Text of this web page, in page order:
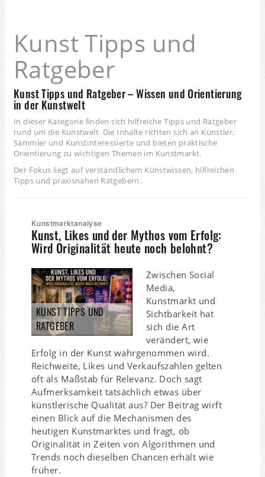
Kunst Tipps und
Ratgeber
Kunst Tipps und Ratgeber – Wissen und Orientierung
in der Kunstwelt
In dieser Kategorie finden sich hilfreiche Tipps und Ratgeber
rund um die Kunstwelt. Die Inhalte richten sich an Künstler,
Sammler und Kunstinteressierte und bieten praktische
Orientierung zu wichtigen Themen im Kunstmarkt.
Der Fokus liegt auf verständlichem Kunstwissen, hilfreichen
Tipps und praxisnahen Ratgebern.
Kunstmarktanalyse
Kunst, Likes und der Mythos vom Erfolg:
Wird Originalität heute noch belohnt?
KUNST TIPPS UND
RATGEBER
Zwischen Social
Media,
Kunstmarkt und
Sichtbarkeit hat
sich die Art
verändert, wie
Erfolg in der Kunst wahrgenommen wird.
Reichweite, Likes und Verkaufszahlen gelten
oft als Maßstab für Relevanz. Doch sagt
Aufmerksamkeit tatsächlich etwas über
künstlerische Qualität aus? Der Beitrag wirft
einen Blick auf die Mechanismen des
heutigen Kunstmarktes und fragt, ob
Originalität in Zeiten von Algorithmen und
Trends noch dieselben Chancen erhält wie
früher.